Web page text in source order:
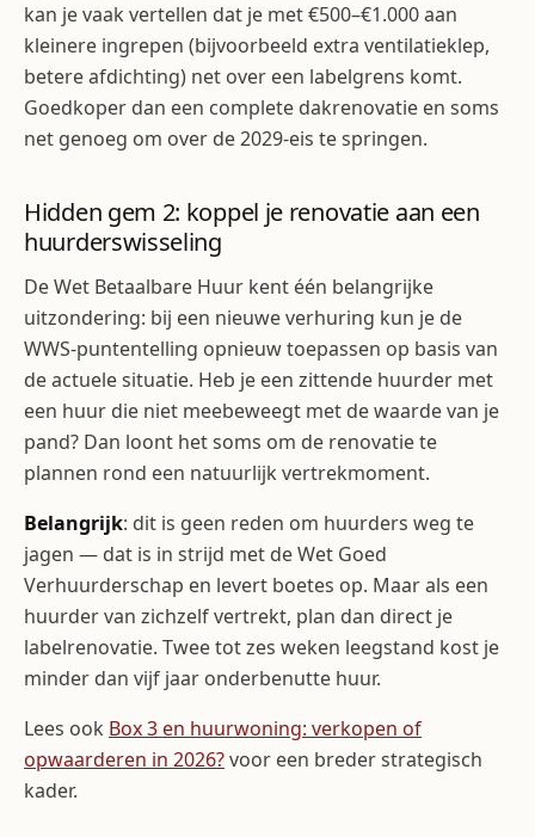
kan je vaak vertellen dat je met €500–€1.000 aan
kleinere ingrepen (bijvoorbeeld extra ventilatieklep,
betere afdichting) net over een labelgrens komt.
Goedkoper dan een complete dakrenovatie en soms
net genoeg om over de 2029-eis te springen.
Hidden gem 2: koppel je renovatie aan een
huurderswisseling
De Wet Betaalbare Huur kent één belangrijke
uitzondering: bij een nieuwe verhuring kun je de
WWS-puntentelling opnieuw toepassen op basis van
de actuele situatie. Heb je een zittende huurder met
een huur die niet meebeweegt met de waarde van je
pand? Dan loont het soms om de renovatie te
plannen rond een natuurlijk vertrekmoment.
Belangrijk: dit is geen reden om huurders weg te
jagen — dat is in strijd met de Wet Goed
Verhuurderschap en levert boetes op. Maar als een
huurder van zichzelf vertrekt, plan dan direct je
labelrenovatie. Twee tot zes weken leegstand kost je
minder dan vijf jaar onderbenutte huur.
Lees ook Box 3 en huurwoning: verkopen of
opwaarderen in 2026?voor een breder strategisch
kader.